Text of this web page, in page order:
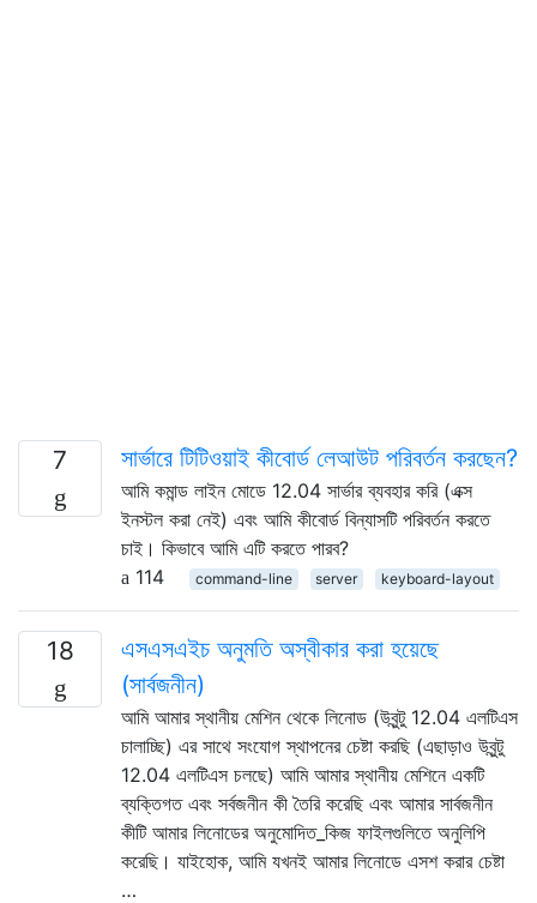
7 সার্ভারে টিটিওয়াই কীবোর্ড লেআউট পরিবর্তন করছেন?
আমি কমান্ড লাইন মোডে 12.04 সার্ভার ব্যবহার করি (এক্স
ইনস্টল করা নেই) এবং আমি কীবোর্ড বিন্যাসটি পরিবর্তন করতে
চাই। কিভাবে আমি এটি করতে পারব?
114
command-line server keyboard-layout
18
এসএসএইচ অনুমতি অস্বীকার করা হয়েছে
(সার্বজনীন)
আমি আমার স্থানীয় মেশিন থেকে লিনোড (উবুন্টু 12.04 এলটিএস
চালাচ্ছি) এর সাথে সংযোগ স্থাপনের চেষ্টা করছি (এছাড়াও উবুন্টু
12.04 এলটিএস চলছে) আমি আমার স্থানীয় মেশিনে একটি
ব্যক্তিগত এবং সর্বজনীন কী তৈরি করেছি এবং আমার সার্বজনীন
কীটি আমার লিনোডের অনুমোদিত_কিজ ফাইলগুলিতে অনুলিপি
করেছি। যাইহোক, আমি যখনই আমার লিনোডে এসশ করার চেষ্টা
…